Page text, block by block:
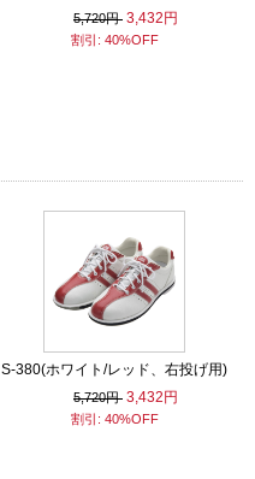
5,720円 3,432円
割引: 40%OFF
S-380(ホワイト/レッド、右投げ用)
5,720円 3,432円
割引: 40%OFF